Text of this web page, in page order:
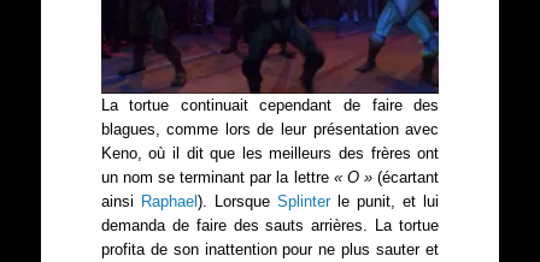
La tortue continuait cependant de faire des
blagues, comme lors de leur présentation avec
Keno, où il dit que les meilleurs des frères ont
un nom se terminant par la lettre « O » (écartant
ainsi Raphael ). Lorsque Splinterle punit, et lui
demanda de faire des sauts arrières. La tortue
profita de son inattention pour ne plus sauter et